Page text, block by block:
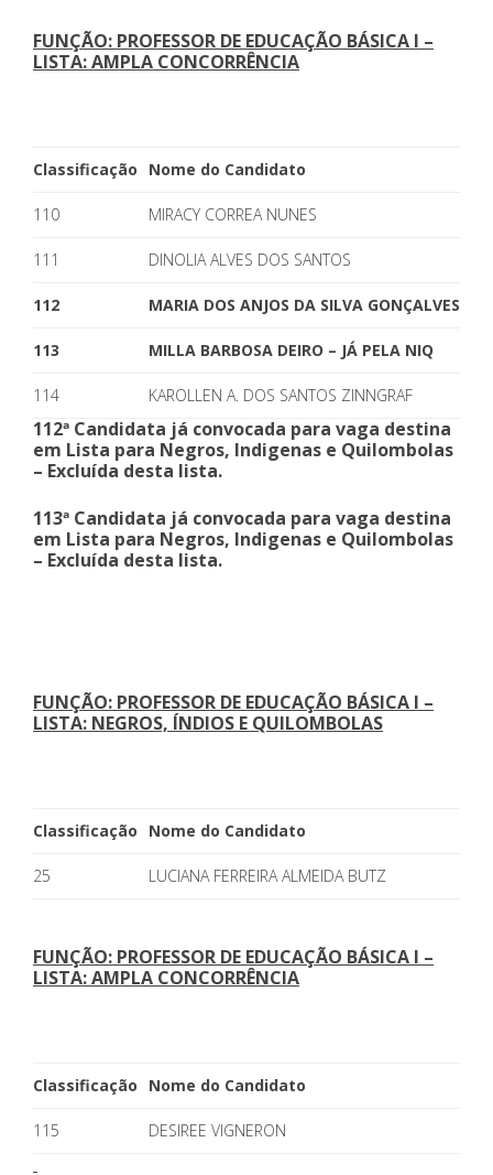
FUNÇÃO: PROFESSOR DE EDUCAÇÃO BÁSICA I –
LISTA: AMPLA CONCORRÊNCIA
Classificação Nome do Candidato
110 MIRACY CORREA NUNES
111 DINOLIA ALVES DOS SANTOS
112 MARIA DOS ANJOS DA SILVA GONÇALVES –
113 MILLA BARBOSA DEIRO – JÁ PELA NIQ
114 KAROLLEN A. DOS SANTOS ZINNGRAF
112ª Candidata já convocada para vaga destina
em Lista para Negros, Indigenas e Quilombolas
– Excluída desta lista.
113ª Candidata já convocada para vaga destina
em Lista para Negros, Indigenas e Quilombolas
– Excluída desta lista.
FUNÇÃO: PROFESSOR DE EDUCAÇÃO BÁSICA I –
LISTA: NEGROS, ÍNDIOS E QUILOMBOLAS
Classificação Nome do Candidato
25 LUCIANA FERREIRA ALMEIDA BUTZ
FUNÇÃO: PROFESSOR DE EDUCAÇÃO BÁSICA I –
LISTA: AMPLA CONCORRÊNCIA
Classificação Nome do Candidato
115 DESIREE VIGNERON